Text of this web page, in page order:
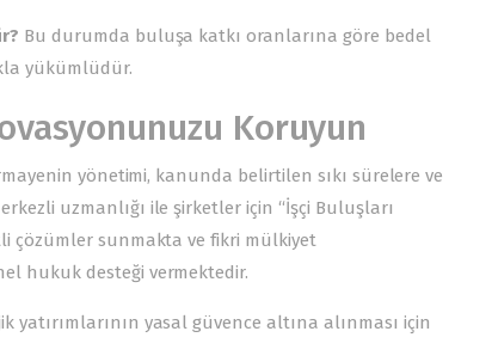
Bu durumda buluşa katkı oranlarına göre bedel
yükümlüdür.
Koruyun
yönetimi, kanunda belirtilen sıkı sürelere ve
uzmanlığı ile şirketler için “İşçi Buluşları
çözümler sunmakta ve fikri mülkiyet
hukuk desteği vermektedir.
yasal güvence altına alınması için